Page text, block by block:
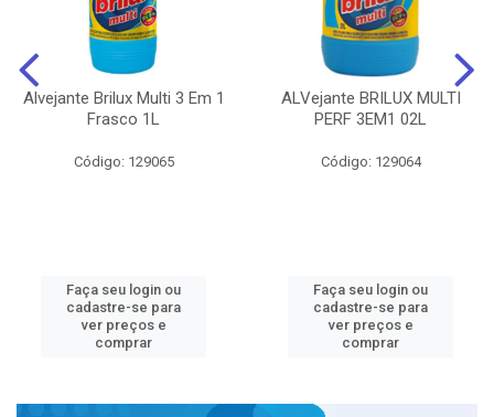
Alvejante Brilux Multi 3 Em 1
Frasco 1L
Código: 129065
Faça seu login ou
cadastre-se para
ver preços e
comprar
ALVejante BRILUX MULTI
PERF 3EM1 02L
Código: 129064
Faça seu login ou
cadastre-se para
ver preços e
comprar